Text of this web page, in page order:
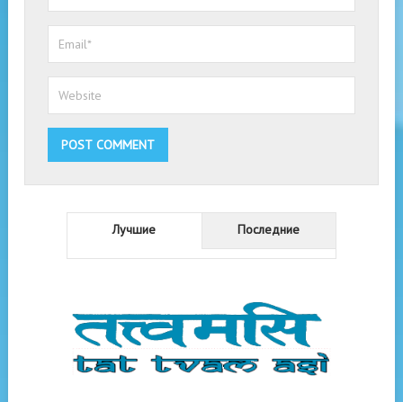
Лучшие Последние